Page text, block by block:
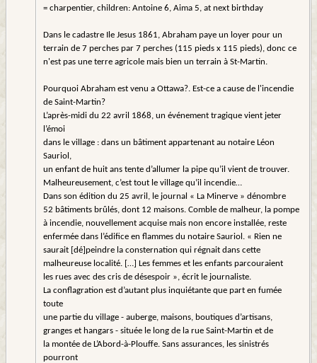
= charpentier, children: Antoine 6, Aima 5, at next birthday
Dans le cadastre Ile Jesus 1861, Abraham paye un loyer pour un
terrain de 7 perches par 7 perches (115 pieds x 115 pieds), donc ce
n'est pas une terre agricole mais bien un terrain à St-Martin.
Pourquoi Abraham est venu a Ottawa?. Est-ce a cause de l'incendie
de Saint-Martin?
L’après-midi du 22 avril 1868, un événement tragique vient jeter
l’émoi
dans le village : dans un bâtiment appartenant au notaire Léon
Sauriol,
un enfant de huit ans tente d’allumer la pipe qu’il vient de trouver.
Malheureusement, c’est tout le village qu’il incendie…
Dans son édition du 25 avril, le journal « La Minerve » dénombre
52 bâtiments brûlés, dont 12 maisons. Comble de malheur, la pompe
à incendie, nouvellement acquise mais non encore installée, reste
enfermée dans l’édifice en flammes du notaire Sauriol. « Rien ne
saurait [dé]peindre la consternation qui régnait dans cette
malheureuse localité. […] Les femmes et les enfants parcouraient
les rues avec des cris de désespoir », écrit le journaliste.
La conflagration est d’autant plus inquiétante que part en fumée
toute
une partie du village - auberge, maisons, boutiques d’artisans,
granges et hangars - située le long de la rue Saint-Martin et de
la montée de L’Abord-à-Plouffe. Sans assurances, les sinistrés
pourront